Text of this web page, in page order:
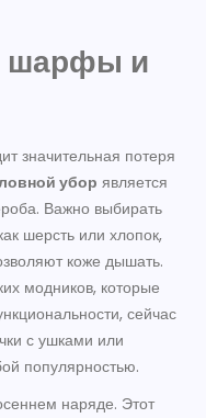
шарфы и
значительная потеря
убор является
Важно выбирать
шерсть или хлопок,
коже дышать.
модников, которые
сейчас
с ушками или
популярностью.
наряде. Этот